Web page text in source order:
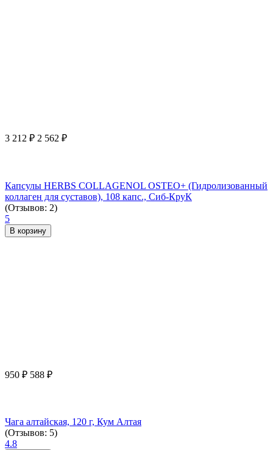
3 212 ₽ 2 562 ₽
Капсулы HERBS COLLAGENOL OSTEO+ (Гидролизованный
коллаген для суставов), 108 капс., Сиб-КруК
(Отзывов: 2)
5
В корзину
950 ₽ 588 ₽
Чага алтайская, 120 г, Кум Алтая
(Отзывов: 5)
4.8